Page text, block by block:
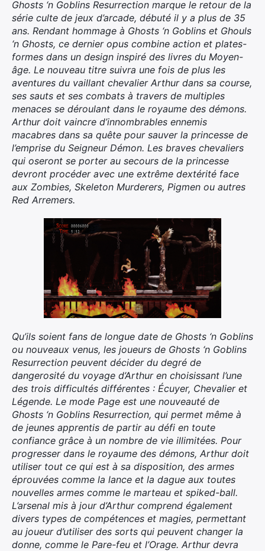
Ghosts ‘n Goblins Resurrection marque le retour de la
série culte de jeux d’arcade, débuté il y a plus de 35
ans. Rendant hommage à Ghosts ‘n Goblins et Ghouls
‘n Ghosts, ce dernier opus combine action et plates-
formes dans un design inspiré des livres du Moyen-
âge. Le nouveau titre suivra une fois de plus les
aventures du vaillant chevalier Arthur dans sa course,
ses sauts et ses combats à travers de multiples
menaces se déroulant dans le royaume des démons.
Arthur doit vaincre d’innombrables ennemis
macabres dans sa quête pour sauver la princesse de
l’emprise du Seigneur Démon. Les braves chevaliers
qui oseront se porter au secours de la princesse
devront procéder avec une extrême dextérité face
aux Zombies, Skeleton Murderers, Pigmen ou autres
Red Arremers.
Qu’ils soient fans de longue date de Ghosts ‘n Goblins
ou nouveaux venus, les joueurs de Ghosts ‘n Goblins
Resurrection peuvent décider du degré de
dangerosité du voyage d’Arthur en choisissant l’une
des trois difficultés différentes : Écuyer, Chevalier et
Légende. Le mode Page est une nouveauté de
Ghosts ‘n Goblins Resurrection, qui permet même à
de jeunes apprentis de partir au défi en toute
confiance grâce à un nombre de vie illimitées. Pour
progresser dans le royaume des démons, Arthur doit
utiliser tout ce qui est à sa disposition, des armes
éprouvées comme la lance et la dague aux toutes
nouvelles armes comme le marteau et spiked-ball.
L’arsenal mis à jour d’Arthur comprend également
divers types de compétences et magies, permettant
au joueur d’utiliser des sorts qui peuvent changer la
donne, comme le Pare-feu et l’Orage. Arthur devra